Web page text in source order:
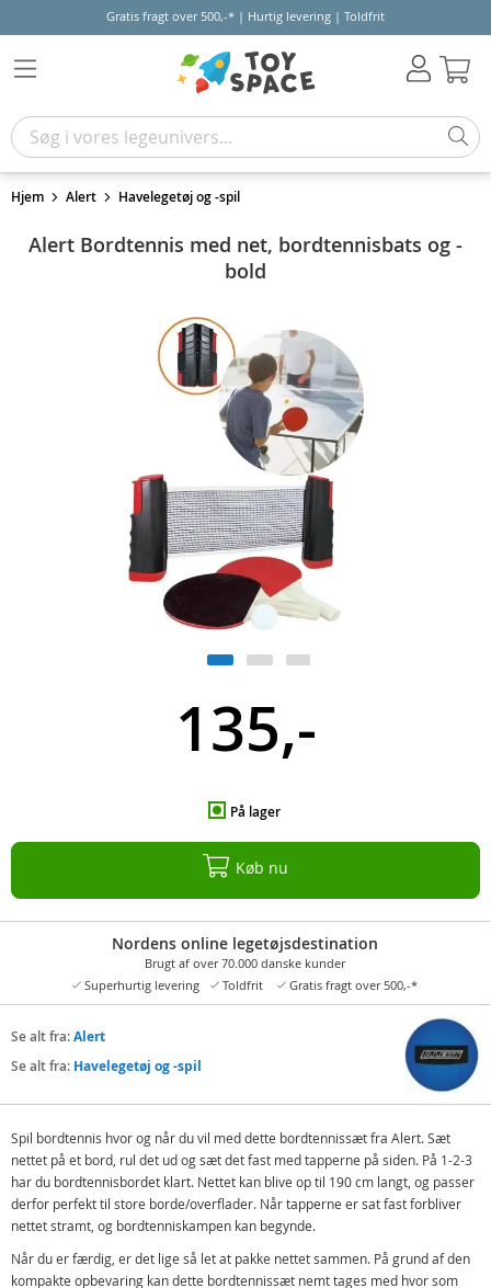
Gratis fragt over 500,-* | Hurtig levering | Toldfrit
Hjem Alert Havelegetøj og -spil
Alert Bordtennis med net, bordtennisbats og -
bold
135,-
På lager
Køb nu
Nordens online legetøjsdestination
Brugt af over 70.000 danske kunder
Superhurtig levering
Toldfrit Gratis fragt over 500,-*
Se alt fra:Alert
Se alt fra: Havelegetøj og -spil
Spil bordtennis hvor og når du vil med dette bordtennissæt fra Alert. Sæt
nettet på et bord, rul det ud og sæt det fast med tapperne på siden. På 1-2-3
har du bordtennisbordet klart. Nettet kan blive op til 190 cm langt, og passer
derfor perfekt til store borde/overflader. Når tapperne er sat fast forbliver
nettet stramt, og bordtenniskampen kan begynde.
Når du er færdig, er det lige så let at pakke nettet sammen. På grund af den
kompakte opbevaring kan dette bordtennissæt nemt tages med hvor som